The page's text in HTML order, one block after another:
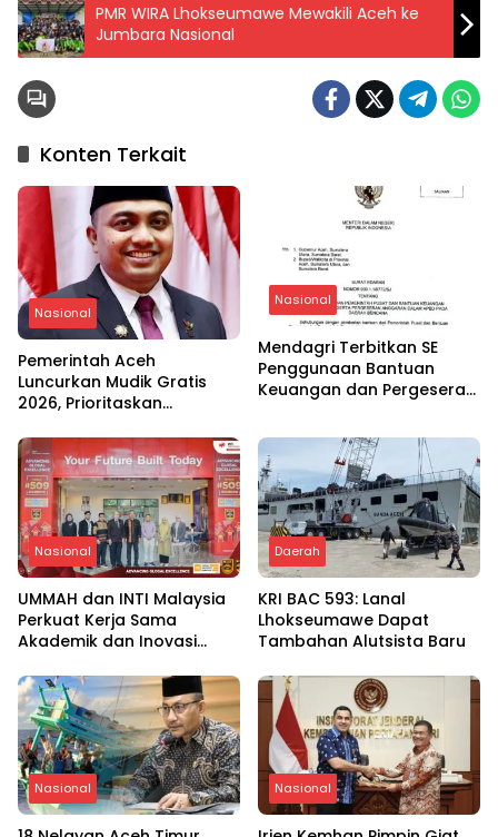
PMR WIRA Lhokseumawe Mewakili Aceh ke
Jumbara Nasional
Konten Terkait
Nasional
Pemerintah Aceh
Luncurkan Mudik Gratis
2026, Prioritaskan
Nasional
Mendagri Terbitkan SE
Penggunaan Bantuan
Keuangan dan Pergeseran
Nasional
UMMAH dan INTI Malaysia
Perkuat Kerja Sama
Akademik dan Inovasi
Daerah
KRI BAC 593: Lanal
Lhokseumawe Dapat
Tambahan Alutsista Baru
Nasional Nasional